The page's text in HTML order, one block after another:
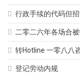
行政手续的代码但
二零二六年各场合
转Hotline 一零八八
登记劳动内规